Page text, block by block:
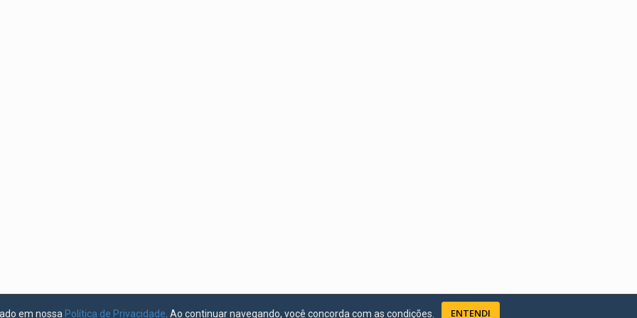
em nossa Política de Privacidade . Ao continuar navegando, você concorda com as condições. ENTENDI